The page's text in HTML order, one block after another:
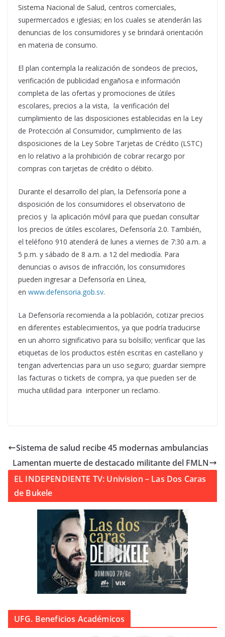
Sistema Nacional de Salud, centros comerciales,
supermercados e iglesias; en los cuales se atenderán las
denuncias de los consumidores y se brindará orientación
en materia de consumo.
El plan contempla la realización de sondeos de precios,
verificación de publicidad engañosa e información
completa de las ofertas y promociones de útiles
escolares, precios a la vista, la verificación del
cumplimiento de las disposiciones establecidas en la Ley
de Protección al Consumidor, cumplimiento de las
disposiciones de la Ley Sobre Tarjetas de Crédito (LSTC)
en lo relativo a la prohibición de cobrar recargo por
compras con tarjetas de crédito o débito.
Durante el desarrollo del plan, la Defensoría pone a
disposición de los consumidores el observatorio de
precios y la aplicación móvil para que puedan consultar
los precios de útiles escolares, Defensoría 2.0. También,
el teléfono 910 atenderá de lunes a viernes de 7:30 a.m. a
5 p.m. y sábado de 8 a.m. a 12 del mediodía. Para
denuncias o avisos de infracción, los consumidores
pueden ingresar a Defensoría en Línea,
en www.defensoria.gob.sv.
La Defensoría recomienda a la población, cotizar precios
en diferentes establecimientos, ya que podría traducirse
en un ahorro significativo para su bolsillo; verificar que las
etiquetas de los productos estén escritas en castellano y
tengan advertencias para un uso seguro; guardar siempre
las facturas o tickets de compra, ya que pueden ser de
mucha utilidad para interponer un reclamo.
Sistema de salud recibe 45 modernas ambulancias
Lamentan muerte de destacado militante del FMLN
EL INDEPENDIENTE TV: Univision – Las Dos Caras
de Bukele
UFG. Beneficios Académicos